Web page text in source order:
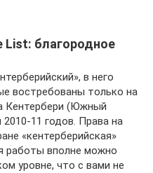
List: благородное
в него
востребованы только на
Кентербери (Южный
11 годов. Права на
«кентерберийская»
работы вполне можно
уровне, что с вами не